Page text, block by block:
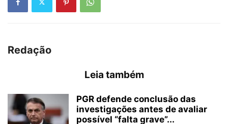
Redação
Leia também
PGR defende conclusão das
investigações antes de avaliar
possível “falta grave”...